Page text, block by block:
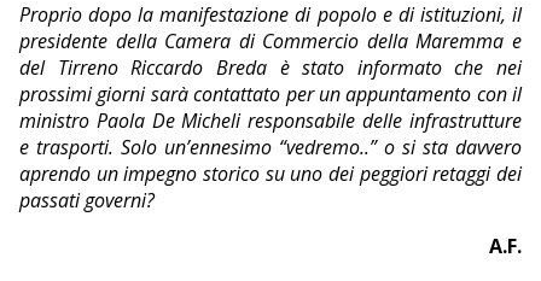
Proprio dopo la manifestazione di popolo e di istituzioni, il
presidente della Camera di Commercio della Maremma e
del Tirreno Riccardo Breda è stato informato che nei
prossimi giorni sarà contattato per un appuntamento con il
ministro Paola De Micheli responsabile delle infrastrutture
e trasporti. Solo un’ennesimo “vedremo..” o si sta davvero
aprendo un impegno storico su uno dei peggiori retaggi dei
passati governi?
A.F.